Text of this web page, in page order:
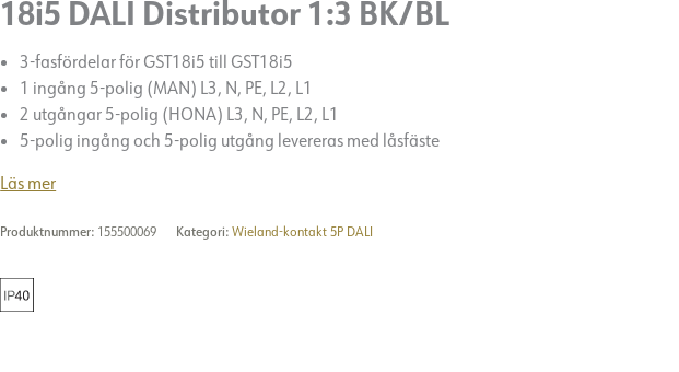
18i5 DALI Distributor 1:3 BK/BL
3-fasfördelar för GST18i5 till GST18i5
1 ingång 5-polig (MAN) L3, N, PE, L2, L1
2 utgångar 5-polig (HONA) L3, N, PE, L2, L1
5-polig ingång och 5-polig utgång levereras med låsfäste
Läs mer
Produktnummer: 155500069 Kategori:Wieland-kontakt 5P DALI